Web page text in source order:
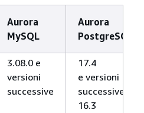
Aurora
MySQL
Aurora
PostgreSQL
3.08.0 e
versioni
successive
17.4
e versioni
successive,
16.3